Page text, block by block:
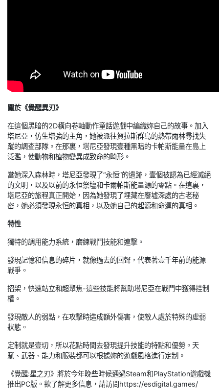
關於《覺醒異刃》
在這個黑暗的2D橫向卷軸動作童話遊戲中編織妳自己的故事。加入
塔尼亞，仿生增強的主角，她被派往賀拉斯群島的熱帶雨林尋找失
蹤的調查部隊。在那裏，塔尼亞發現壹種黑暗的卡帕斯能量在島上
泛濫，使動物和植物變異成致命的畸形。
當她深入森林時，塔尼亞發現了“永恒”的遺跡，壹個被認為已經滅絕
的文明，以及以前的永恒祭壇和卡爾帕斯能量源的零點。在這裏，
塔尼亞的旅程真正開始，因為她發現了埋藏在廢墟深處的古老秘
密，她必須發現永恒的真相，以及她自己的起源和命運的真相。
特性
獨特的調用能力系統，磨練戰鬥技能和連擊。
發現記憶和信息的碎片，就像過去的回聲，代表著壹千年前的能源
戰爭。
招架，快速站立和超聚焦-這些技能將幫助塔尼亞在戰鬥中獲得控制
權。
發現敵人的弱點，在攻擊時造成額外傷害，使敵人處於特殊的虛弱
狀態。
定制就是壹切，所以花點時間去發現提升技能的特點和優勢。天
賦、武器、能力和服裝都可以根據妳的遊戲風格進行定制。
《覺醒:星之刃》將於今年晚些時候通過Steam和PlayStation遊戲機
推出PC版。欲了解更多信息，請訪問https://esdigital.games/